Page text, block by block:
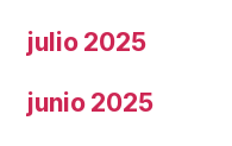
julio 2025
junio 2025